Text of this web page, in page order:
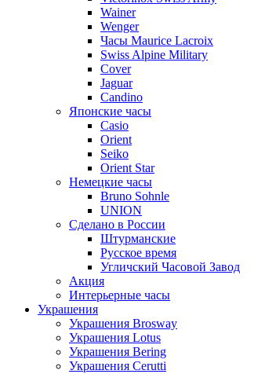
Wainer
Wenger
Часы Maurice Lacroix
Swiss Alpine Military
Cover
Jaguar
Candino
Японские часы
Casio
Orient
Seiko
Orient Star
Немецкие часы
Bruno Sohnle
UNION
Сделано в России
Штурманские
Русское время
Угличский Часовой Завод
Акция
Интерьерные часы
Украшения
Украшения Brosway
Украшения Lotus
Украшения Bering
Украшения Cerutti